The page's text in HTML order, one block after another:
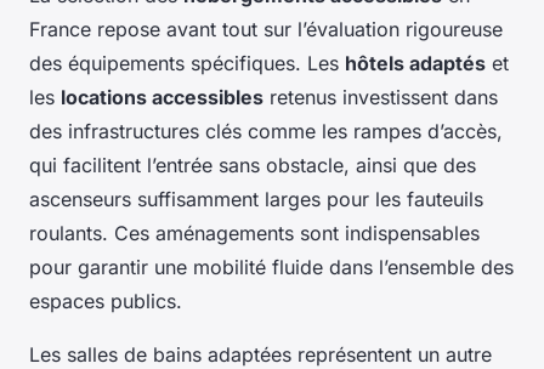
France repose avant tout sur l’évaluation rigoureuse
des équipements spécifiques. Les hôtels adaptés et
les locations accessibles retenus investissent dans
des infrastructures clés comme les rampes d’accès,
qui facilitent l’entrée sans obstacle, ainsi que des
ascenseurs suffisamment larges pour les fauteuils
roulants. Ces aménagements sont indispensables
pour garantir une mobilité fluide dans l’ensemble des
espaces publics.
Les salles de bains adaptées représentent un autre